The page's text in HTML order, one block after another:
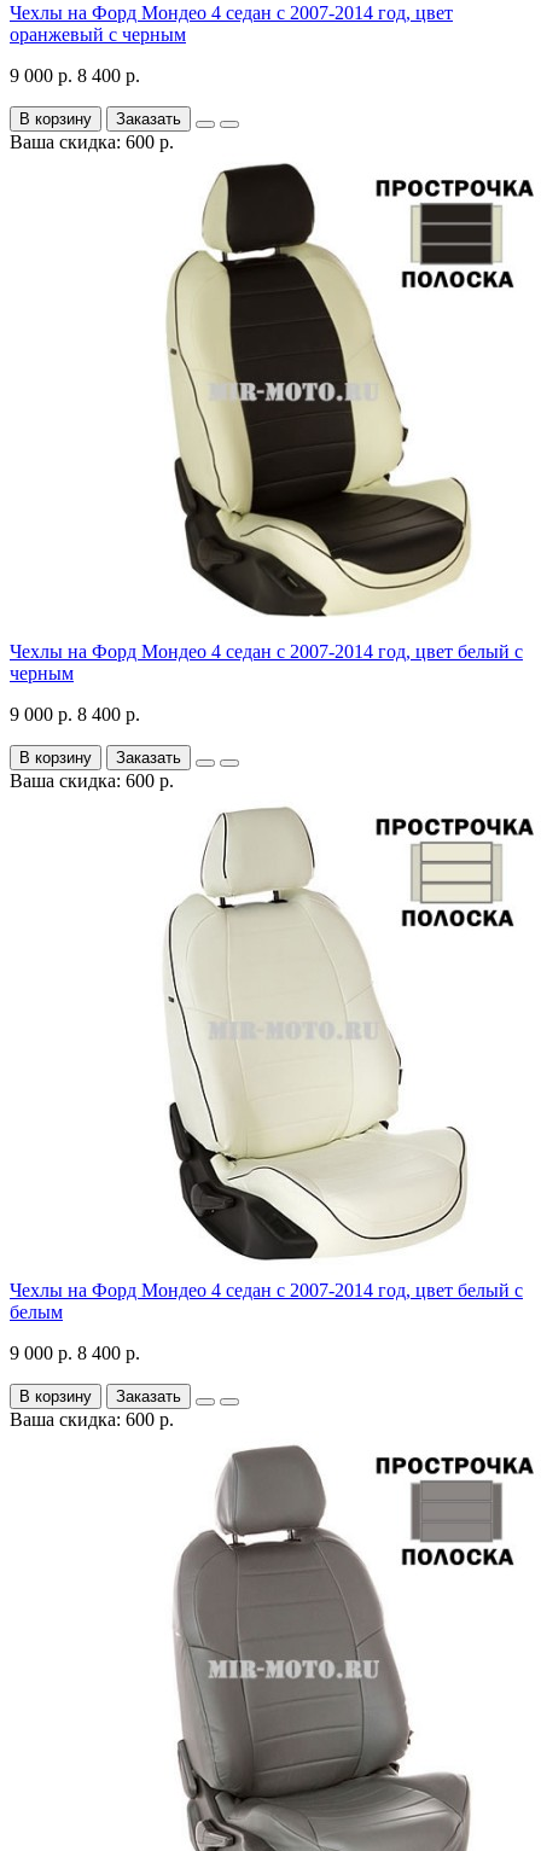
Чехлы на Форд Мондео 4 седан с 2007-2014 год, цвет
оранжевый с черным
9 000 р. 8 400 р.
В корзину Заказать
Ваша скидка: 600 р.
Чехлы на Форд Мондео 4 седан с 2007-2014 год, цвет белый с
черным
9 000 р. 8 400 р.
В корзину Заказать
Ваша скидка: 600 р.
Чехлы на Форд Мондео 4 седан с 2007-2014 год, цвет белый с
белым
9 000 р. 8 400 р.
В корзину Заказать
Ваша скидка: 600 р.